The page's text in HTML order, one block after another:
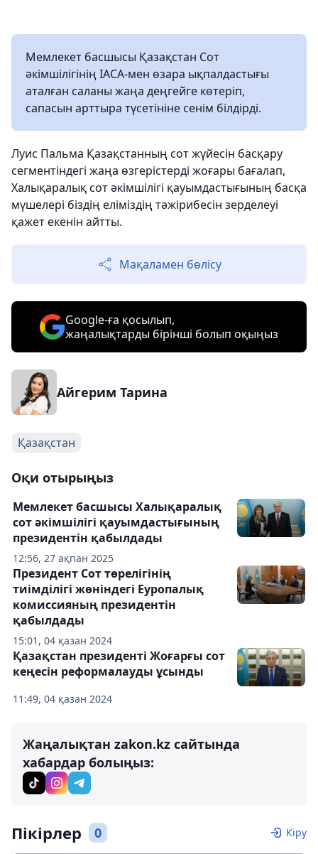
Мемлекет басшысы Қазақстан Сот
әкімшілігінің IACA-мен өзара ықпалдастығы
аталған саланы жаңа деңгейге көтеріп,
сапасын арттыра түсетініне сенім білдірді.
Луис Пальма Қазақстанның сот жүйесін басқару
сегментіндегі жаңа өзгерістерді жоғары бағалап,
Халықаралық сот әкімшілігі қауымдастығының басқа
мүшелері біздің еліміздің тәжірибесін зерделеуі
қажет екенін айтты.
Мақаламен бөлісу
Google-ға қосылып,
жаңалықтарды бірінші болып оқыңыз
Айгерим Тарина
Қазақстан
Оқи отырыңыз
12:56, 27 ақпан 2025
Мемлекет басшысы Халықаралық
сот әкімшілігі қауымдастығының
президентін қабылдады
15:01, 04 қазан 2024
Президент Сот төрелігінің
тиімділігі жөніндегі Еуропалық
комиссияның президентін
қабылдады
11:49, 04 қазан 2024
Қазақстан президенті Жоғарғы сот
кеңесін реформалауды ұсынды
Жаңалықтан zakon.kz сайтында
хабардар болыңыз:
Пікірлер 0 Кіру